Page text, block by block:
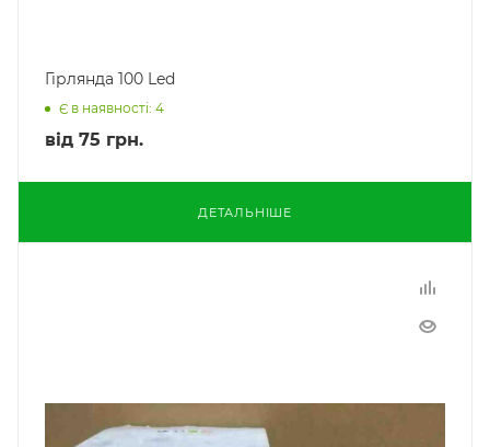
Гірлянда 100 Led
Є в наявності: 4
від 75 грн.
ДЕТАЛЬНІШЕ